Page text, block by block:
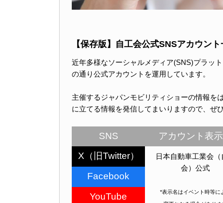
【保存版】自工会公式SNSアカウント
近年多様なソーシャルメディア(SNS)プラッ
の通り公式アカウントを運用しています。
主催するジャパンモビリティショーの情報を
に立てる情報を発信してまいりますので、ぜ
SNS アカウント表
X （旧Twitter）
日本自動車工業会（
会）公式
*表示名はイベント時等に
Facebook
YouTube